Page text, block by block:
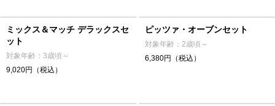
ミックス＆マッチ デラックスセ
ット
対象年齢：3歳頃～
9,020円（税込）
ピッツァ・オーブンセット
対象年齢：2歳頃～
6,380円（税込）